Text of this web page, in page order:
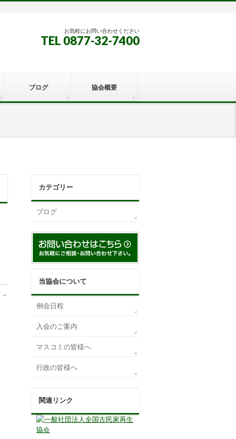
お気軽にお問い合わせください
TEL 0877-32-7400
ブログ 協会概要
→
カテゴリー
ブログ
当協会について
例会日程
入会のご案内
マスコミの皆様へ
行政の皆様へ
関連リンク